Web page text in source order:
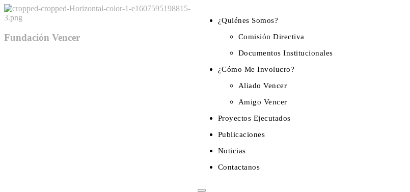
Fundación Vencer
¿Quiénes Somos?
Comisión Directiva
Documentos Institucionales
¿Cómo Me Involucro?
Aliado Vencer
Amigo Vencer
Proyectos Ejecutados
Publicaciones
Noticias
Contactanos